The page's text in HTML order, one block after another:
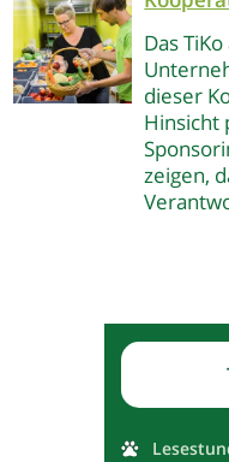
Das
dieser
Hinsicht
zeigen,